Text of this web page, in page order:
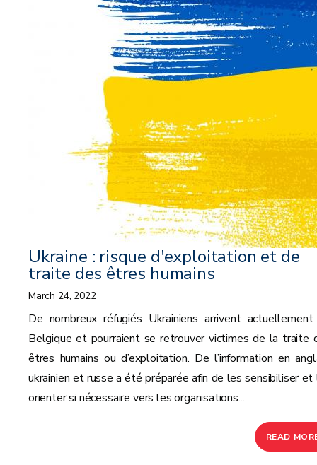
Ukraine : risque d'exploitation et de
traite des êtres humains
March 24, 2022
De nombreux réfugiés Ukrainiens arrivent
Belgique et pourraient se retrouver victimes de la traite
êtres humains ou d’exploitation. De l’information en
ukrainien et russe a été préparée afin de les sensibiliser et
orienter si nécessaire vers les organisations...
READ